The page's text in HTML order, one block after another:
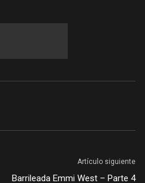
Artículo siguiente
Barrileada Emmi West – Parte 4